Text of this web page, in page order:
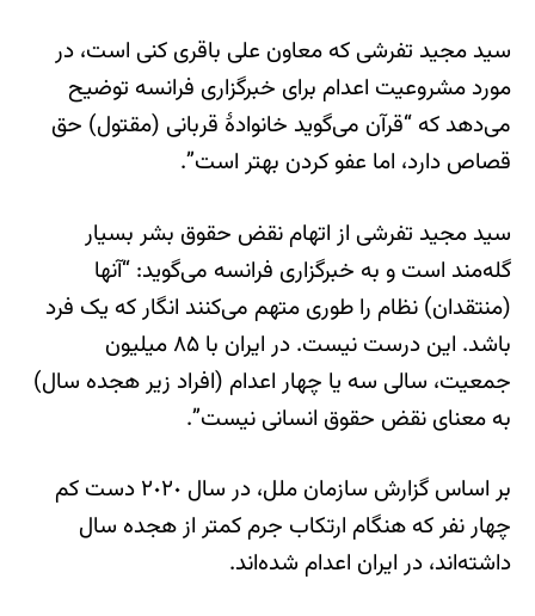
سید مجید تفرشی که معاون علی باقری کنی است، در
مورد مشروعیت اعدام برای خبرگزاری فرانسه توضیح
می‌دهد که “قرآن می‌گوید خانوادۀ قربانی (مقتول) حق
قصاص دارد، اما عفو کردن بهتر است”.
سید مجید تفرشی از اتهام نقض حقوق بشر بسیار
گله‌مند است و به خبرگزاری فرانسه می‌گوید: “آنها
(منتقدان) نظام را طوری متهم می‌کنند انگار که یک فرد
باشد. این درست نیست. در ایران با ٨۵ میلیون
جمعیت، سالی سه یا چهار اعدام (افراد زیر هجده سال)
به معنای نقض حقوق انسانی نیست”.
بر اساس گزارش سازمان ملل، در سال ۲٠۲٠ دست کم
چهار نفر که هنگام ارتکاب جرم کمتر از هجده سال
داشته‌اند، در ایران اعدام شده‌اند.